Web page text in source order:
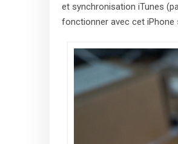
et synchronisation iTunes
fonctionner avec cet iPhone